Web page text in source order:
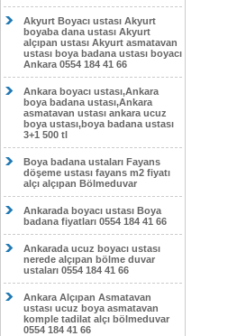
Akyurt Boyacı ustası Akyurt
boyaba dana ustası Akyurt
alçıpan ustası Akyurt asmatavan
ustası boya badana ustası boyacı
Ankara 0554 184 41 66
Ankara boyacı ustası,Ankara
boya badana ustası,Ankara
asmatavan ustası ankara ucuz
boya ustası,boya badana ustası
3+1 500 tl
Boya badana ustaları Fayans
döşeme ustası fayans m2 fiyatı
alçı alçıpan Bölmeduvar
Ankarada boyacı ustası Boya
badana fiyatları 0554 184 41 66
Ankarada ucuz boyacı ustası
nerede alçıpan bölme duvar
ustaları 0554 184 41 66
Ankara Alçıpan Asmatavan
ustası ucuz boya asmatavan
komple tadilat alçı bölmeduvar
0554 184 41 66